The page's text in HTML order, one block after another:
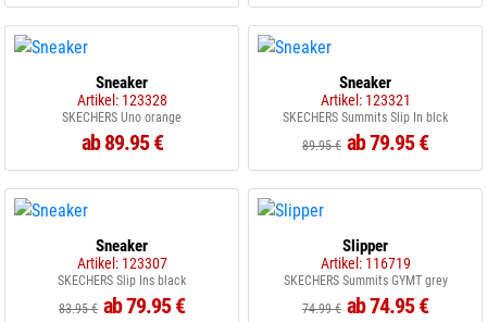
Sneaker
Artikel: 123328
SKECHERS Uno orange
ab 89.95 €
Sneaker
Artikel: 123321
SKECHERS Summits Slip In blck
89.95 € ab 79.95 €
Sneaker
Artikel: 123307
SKECHERS Slip Ins black
83.95 € ab 79.95 €
Slipper
Artikel: 116719
SKECHERS Summits GYMT grey
74.99 € ab 74.95 €